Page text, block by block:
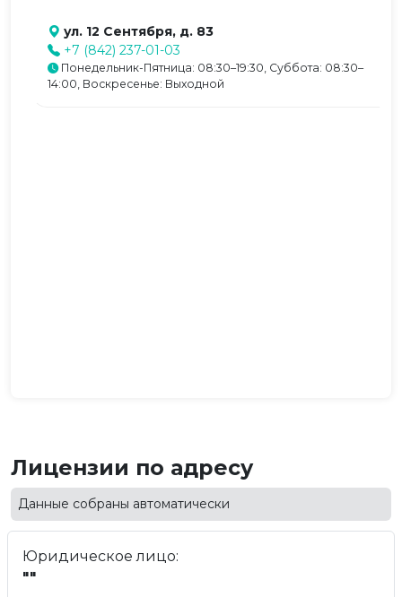
ул. 12 Сентября, д. 83
+7 (842) 237-01-03
Понедельник-Пятница: 08:30–19:30, Суббота: 08:30–
14:00, Воскресенье: Выходной
Лицензии по адресу
Данные собраны автоматически
Юридическое лицо:
""